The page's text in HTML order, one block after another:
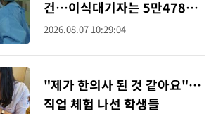
건…이식대기자는 5만4789
명
2026.08.07 10:29:04
"제가 한의사 된 것 같아요"…
직업 체험 나선 학생들